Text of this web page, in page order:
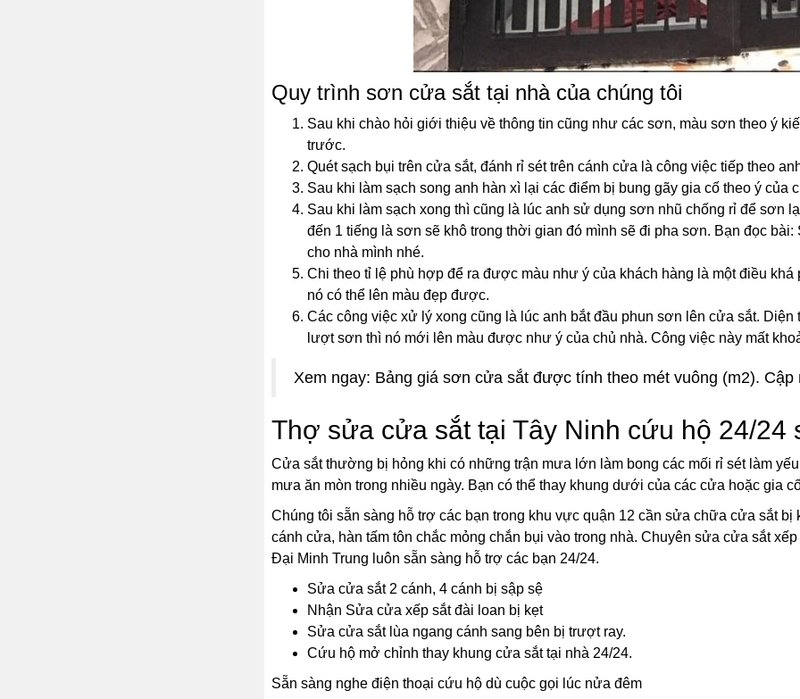
Quy trình sơn cửa sắt tại nhà của chúng tôi
Sau khi chào hỏi giới thiệu về thông tin cũng như các sơn, màu sơn theo ý
trước.
Quét sạch bụi trên cửa sắt, đánh rỉ sét trên cánh cửa là công việc tiếp theo
Sau khi làm sạch song anh hàn xì lại các điểm bị bung gãy gia cố theo ý của
Sau khi làm sạch xong thì cũng là lúc anh sử dụng sơn nhũ chống rỉ để sơn
đến 1 tiếng là sơn sẽ khô trong thời gian đó mình sẽ đi pha sơn. Bạn đọc
cho nhà mình nhé.
Chi theo tỉ lệ phù hợp để ra được màu như ý của khách hàng là một điều
nó có thể lên màu đẹp được.
Các công việc xử lý xong cũng là lúc anh bắt đầu phun sơn lên cửa sắt.
lượt sơn thì nó mới lên màu được như ý của chủ nhà. Công việc này mất
Xem ngay: Bảng giá sơn cửa sắt được tính theo mét vuông (m2).
Thợ sửa cửa sắt tại Tây Ninh cứu hộ 24/24
Cửa sắt thường bị hỏng khi có những trận mưa lớn làm bong các mối rỉ sét làm
mưa ăn mòn trong nhiều ngày. Bạn có thể thay khung dưới của các cửa hoặc gia
Chúng tôi sẵn sàng hỗ trợ các bạn trong khu vực quận 12 cần sửa chữa cửa sắt
cánh cửa, hàn tấm tôn chắc mỏng chắn bụi vào trong nhà. Chuyên sửa cửa sắt
Đại Minh Trung luôn sẵn sàng hỗ trợ các bạn 24/24.
Sửa cửa sắt 2 cánh, 4 cánh bị sập sệ
Nhận Sửa cửa xếp sắt đài loan bị kẹt
Sửa cửa sắt lùa ngang cánh sang bên bị trượt ray.
Cứu hộ mở chỉnh thay khung cửa sắt tại nhà 24/24.
Sẵn sàng nghe điện thoại cứu hộ dù cuộc gọi lúc nửa đêm